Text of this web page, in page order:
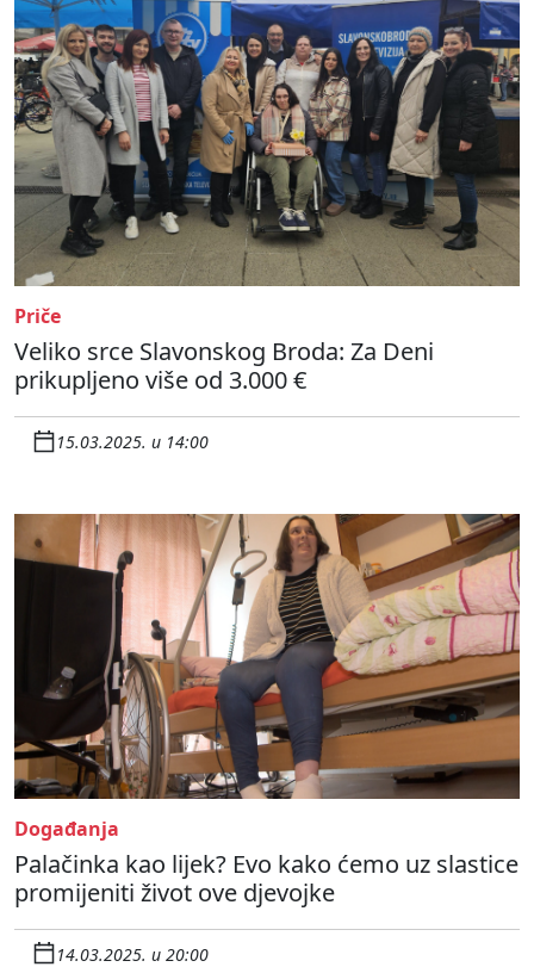
Priče
Veliko srce Slavonskog Broda: Za Deni
prikupljeno više od 3.000 €
15.03.2025. u 14:00
Događanja
Palačinka kao lijek? Evo kako ćemo uz slastice
promijeniti život ove djevojke
14.03.2025. u 20:00